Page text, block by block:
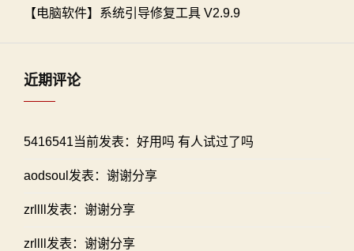
【电脑软件】系统引导修复工具 V2.9.9
近期评论
5416541当前发表：好用吗 有人试过了吗
aodsoul发表：谢谢分享
zrllll发表：谢谢分享
zrllll发表：谢谢分享